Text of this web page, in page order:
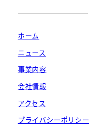
ホーム
ニュース
事業内容
会社情報
アクセス
プライバシーポリシー